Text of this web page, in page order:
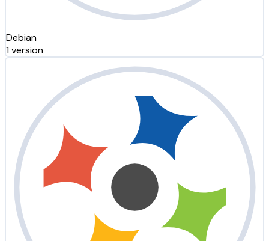
Debian
1 version